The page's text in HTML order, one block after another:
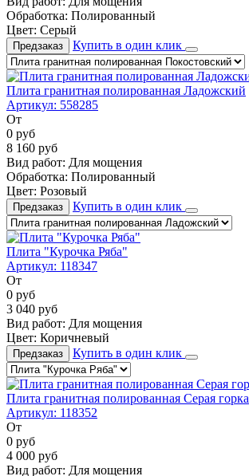
Обработка: Полированный
Цвет: Серый
Предзаказ Купить в один клик
Плита гранитная полированная Ладожский
Артикул: 558285
От
0 руб
8 160 руб
Вид работ: Для мощения
Обработка: Полированный
Цвет: Розовый
Предзаказ Купить в один клик
Плита "Курочка Ряба"
Артикул: 118347
От
0 руб
3 040 руб
Вид работ: Для мощения
Цвет: Коричневый
Предзаказ Купить в один клик
Плита гранитная полированная Серая горка
Артикул: 118352
От
0 руб
4 000 руб
Вид работ: Для мощения